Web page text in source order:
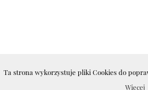
Ta strona wykorzystuje pliki Cookies do
Więcej